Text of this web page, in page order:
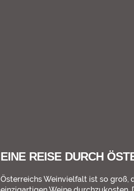
EINE REISE DURCH
Österreichs Weinvielfalt ist so groß,